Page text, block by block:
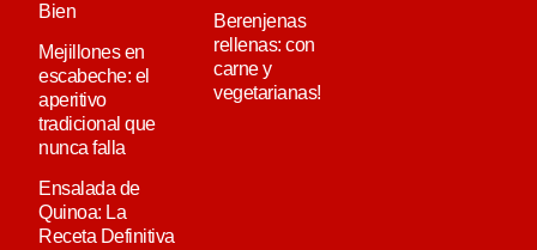
Bien
Mejillones en
escabeche: el
aperitivo
tradicional que
nunca falla
Ensalada de
Quinoa: La
Receta Definitiva
Berenjenas
rellenas: con
carne y
vegetarianas!